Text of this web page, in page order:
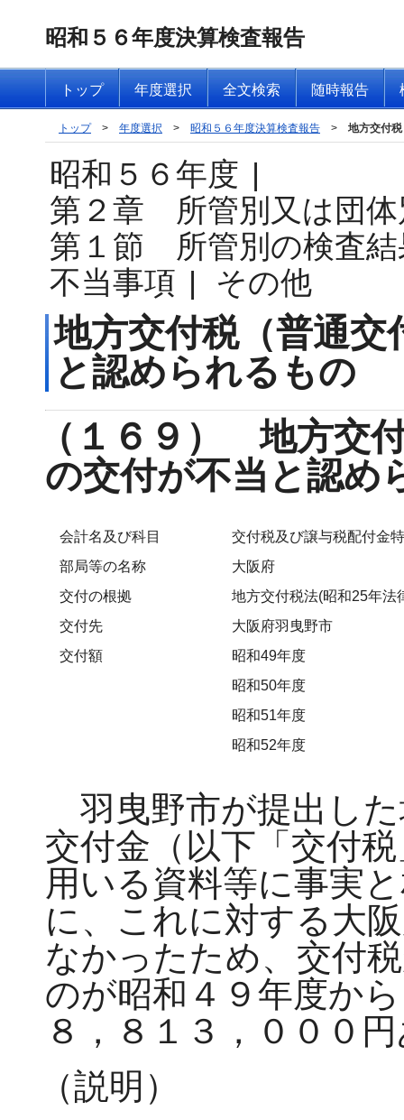
昭和５６年度決算検査報告
トップ 年度選択 全文検索 随時報告
トップ > 年度選択 > 昭和５６年度決算検査報告 > 地方交付
昭和５６年度 |
第２章 所管別又は団体
第１節 所管別の検査結
不当事項 | その他
地方交付税（普通交
と認められるもの
（１６９） 地方交
の交付が不当と認め
会計名及び科目
交付税及び譲与税配付金
部局等の名称
大阪府
交付の根拠
地方交付税法(昭和25年法
交付先
大阪府羽曳野市
交付額
昭和49年度
昭和50年度
昭和51年度
昭和52年度
羽曳野市が提出した
交付金（以下「交付
用いる資料等に事実
に、これに対する大
なかったため、交付
のが昭和４９年度か
８，８１３，０００
（説明）